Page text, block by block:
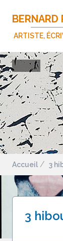
BERNARD
ARTISTE,
Accueil 3
3